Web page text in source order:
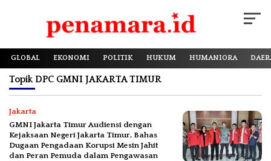
GLOBAL EKONOMI POLITIK HUKUM HUMANIORA
TopikDPC GMNI JAKARTA TIMUR
Jakarta
GMNI Jakarta Timur Audiensi dengan
Kejaksaan Negeri Jakarta Timur, Bahas
Dugaan Pengadaan Korupsi Mesin Jahit
dan Peran Pemuda dalam Pengawasan